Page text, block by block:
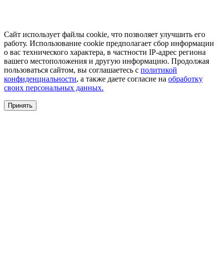
Сайт использует файлы cookie, что позволяет улучшить его
работу. Использование cookie предполагает сбор информации
о вас технического характера, в частности IP-адрес региона
вашего местоположения и другую информацию. Продолжая
пользоваться сайтом, вы соглашаетесь с политикой
конфиденциальности, а также даете согласие на обработку
своих персональных данных.
Принять